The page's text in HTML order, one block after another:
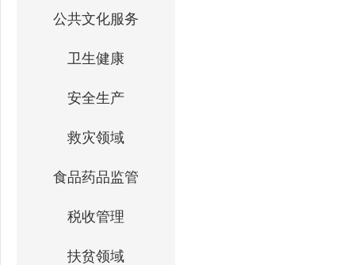
公共文化服务
卫生健康
安全生产
救灾领域
食品药品监管
税收管理
扶贫领域